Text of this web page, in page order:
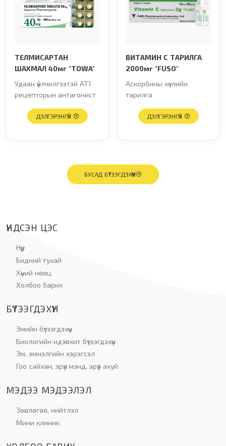
TЕЛМИСАРТАН
ШАХМАЛ 40мг "TOWA"
Удаан үйлчилгээтэй AT1
рецепторын антагонист
ДЭЛГЭРЭНГҮЙ
ВИТАМИН С ТАРИЛГА
2000мг "FUSO"
Аскорбины хүчлийн
тарилга
ДЭЛГЭРЭНГҮЙ
БУСАД БҮТЭЭГДЭХҮҮН
ҮНДСЭН ЦЭС
Нүүр
Бидний тухай
Хүний нөөц
Холбоо барих
БҮТЭЭГДЭХҮҮН
Эмийн бүтээгдэхүүн
Биологийн идэвхит бүтээгдэхүүн
Эм, эмнэлгийн хэрэгсэл
Гоо сайхан, эрүүл мэнд, эрүүл ахуй
МЭДЭЭ МЭДЭЭЛЭЛ
Зөвлөгөө, нийтлэл
Мини клиник